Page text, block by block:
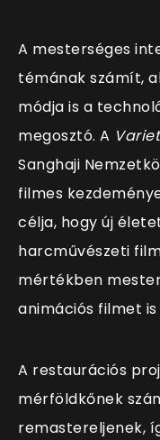
A mesterséges
témának számít,
módja is a
megosztó. A
Sanghaji
filmes
célja, hogy új
harcművészeti
mértékben
animációs filmet
A restaurációs
mérföldkőnek
remastereljenek,